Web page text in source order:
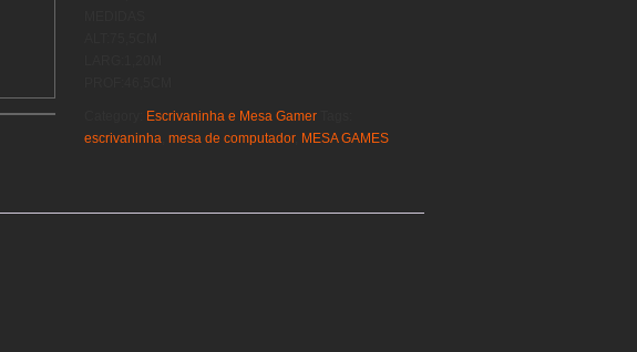
Escrivaninha e Mesa Gamer
escrivaninha, mesa de computador, MESA GAMES